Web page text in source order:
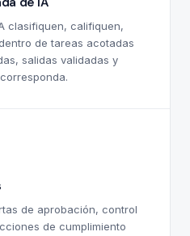
clasifiquen, califiquen,
de tareas acotadas
salidas validadas y
de aprobación, control
de cumplimiento